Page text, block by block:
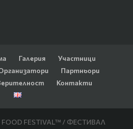
Галерия
Участници
Партньори
Контакти
FOOD FESTIVAL™ / ФЕСТИВАЛ